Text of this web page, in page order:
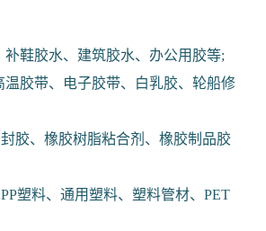
补鞋胶水、建筑胶水、办公用胶等;
温胶带、电子胶带、白乳胶、轮船修
胶、橡胶树脂粘合剂、橡胶制品胶
塑料、通用塑料、塑料管材、PET